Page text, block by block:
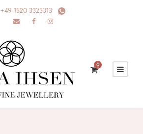
+49 1520 3323313
0